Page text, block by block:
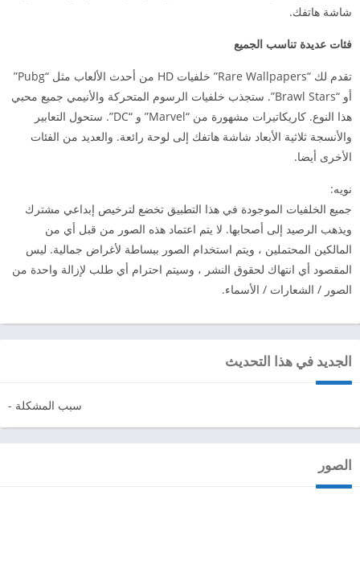
شاشة هاتفك.
فئات عديدة تناسب الجميع
تقدم لك “Rare Wallpapers” خلفيات HD من أحدث الألعاب مثل “Pubg”
أو “Brawl Stars”. ستجذب خلفيات الرسوم المتحركة والأنيمي جميع محبي
هذا النوع. كاريكاتيرات مشهورة من “Marvel” و “DC”. ستحول التعابير
والأنسجة ثلاثية الأبعاد شاشة هاتفك إلى لوحة رائعة. والعديد من الفئات
الأخرى أيضا.
نويه:
جميع الخلفيات الموجودة في هذا التطبيق تخضع لترخيص إبداعي مشترك
ويذهب الرصيد إلى أصحابها. لا يتم اعتماد هذه الصور من قبل أي من
المالكين المحتملين ، ويتم استخدام الصور ببساطة لأغراض جمالية. ليس
المقصود أي انتهاك لحقوق النشر ، وسيتم احترام أي طلب لإزالة واحدة من
الصور / الشعارات / الأسماء.
الجديد في هذا التحديث
- سبب المشكلة
الصور